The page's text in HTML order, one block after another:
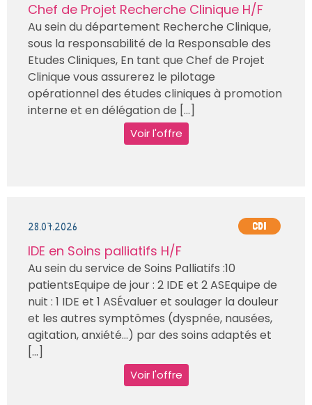
Chef de Projet Recherche Clinique H/F
Au sein du département Recherche Clinique,
sous la responsabilité de la Responsable des
Etudes Cliniques, En tant que Chef de Projet
Clinique vous assurerez le pilotage
opérationnel des études cliniques à promotion
interne et en délégation de [...]
Voir l'offre
28.07.2026 CDI
IDE en Soins palliatifs H/F
Au sein du service de Soins Palliatifs :10
patientsEquipe de jour : 2 IDE et 2 ASEquipe de
nuit : 1 IDE et 1 ASÉvaluer et soulager la douleur
et les autres symptômes (dyspnée, nausées,
agitation, anxiété…) par des soins adaptés et
[...]
Voir l'offre